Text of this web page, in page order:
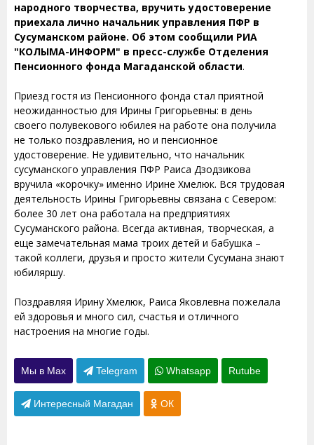
народного творчества, вручить удостоверение
приехала лично начальник управления ПФР в
Сусуманском районе. Об этом сообщили РИА
"КОЛЫМА-ИНФОРМ" в пресс-службе Отделения
Пенсионного фонда Магаданской области.
Приезд гостя из Пенсионного фонда стал приятной
неожиданностью для Ирины Григорьевны: в день
своего полувекового юбилея на работе она получила
не только поздравления, но и пенсионное
удостоверение. Не удивительно, что начальник
сусуманского управления ПФР Раиса Дзодзикова
вручила «корочку» именно Ирине Хмелюк. Вся трудовая
деятельность Ирины Григорьевны связана с Севером:
более 30 лет она работала на предприятиях
Сусуманского района. Всегда активная, творческая, а
еще замечательная мама троих детей и бабушка –
такой коллеги, друзья и просто жители Сусумана знают
юбиляршу.
Поздравляя Ирину Хмелюк, Раиса Яковлевна пожелала
ей здоровья и много сил, счастья и отличного
настроения на многие годы.
Мы в Max Telegram Whatsapp Rutube
Интересный Магадан ОК